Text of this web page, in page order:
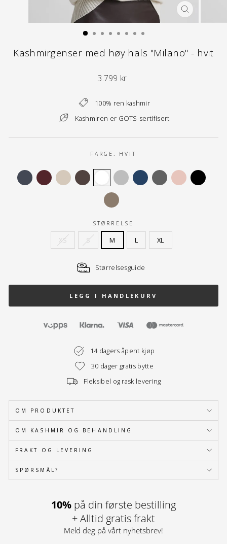
LUKK
(ESC)
Kashmirgenser med høy hals "Milano" - hvit
Normal
3.799 kr
100% ren kashmir
Kashmiren er GOTS-sertifisert
FARGE: HVIT
STØRRELSE
XS S M L XL
Størrelsesguide
LEGG I HANDLEKURV
14 dagers åpent kjøp
30 dager gratis bytte
Fleksibel og rask levering
OM PRODUKTET
OM KASHMIR OG BEHANDLING
FRAKT OG LEVERING
SPØRSMÅL?
10% på din første bestilling
+ Alltid gratis frakt
Meld deg på vårt nyhetsbrev!